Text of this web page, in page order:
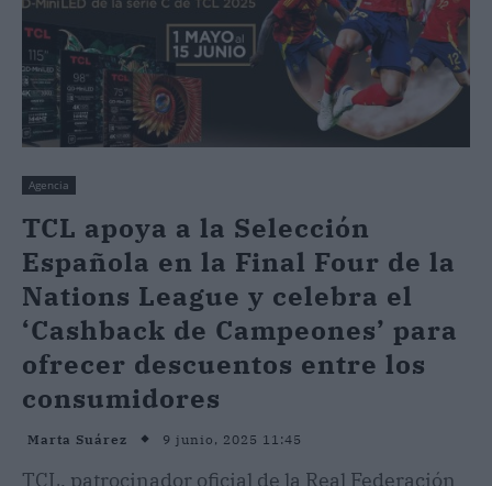
Agencia
TCL apoya a la Selección
Española en la Final Four de la
Nations League y celebra el
‘Cashback de Campeones’ para
ofrecer descuentos entre los
consumidores
Marta Suárez 9 junio, 2025 11:45
TCL, patrocinador oficial de la Real Federación